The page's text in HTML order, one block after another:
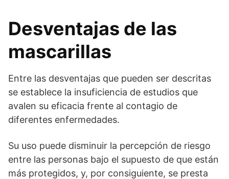
Desventajas de las
mascarillas
Entre las desventajas que pueden ser descritas
se establece la insuficiencia de estudios que
avalen su eficacia frente al contagio de
diferentes enfermedades.
Su uso puede disminuir la percepción de riesgo
entre las personas bajo el supuesto de que están
más protegidos, y, por consiguiente, se presta